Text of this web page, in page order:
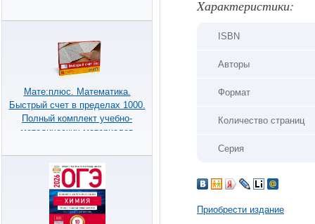
Мате:плюс. Математика.
Быстрый счет в пределах 1000.
Полный комплект учебно-
методических материалов
Xарактеристики:
ISBN
Авторы
Формат
Количество страниц
Серия
Приобрести издание